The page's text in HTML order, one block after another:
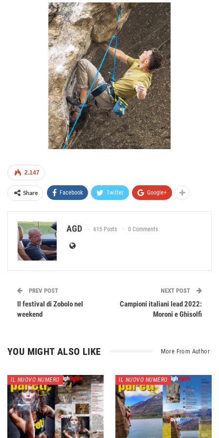
2.147
Share Facebook Twitter Google+
AGD 615 Posts 0 Comments
PREV POST
Il festival di Zobolo nel
weekend
NEXT POST
Campioni italiani lead 2022:
Moroni e Ghisolfi
YOU MIGHT ALSO LIKE More From Author
IL NUOVO NUMERO IL NUOVO NUMERO